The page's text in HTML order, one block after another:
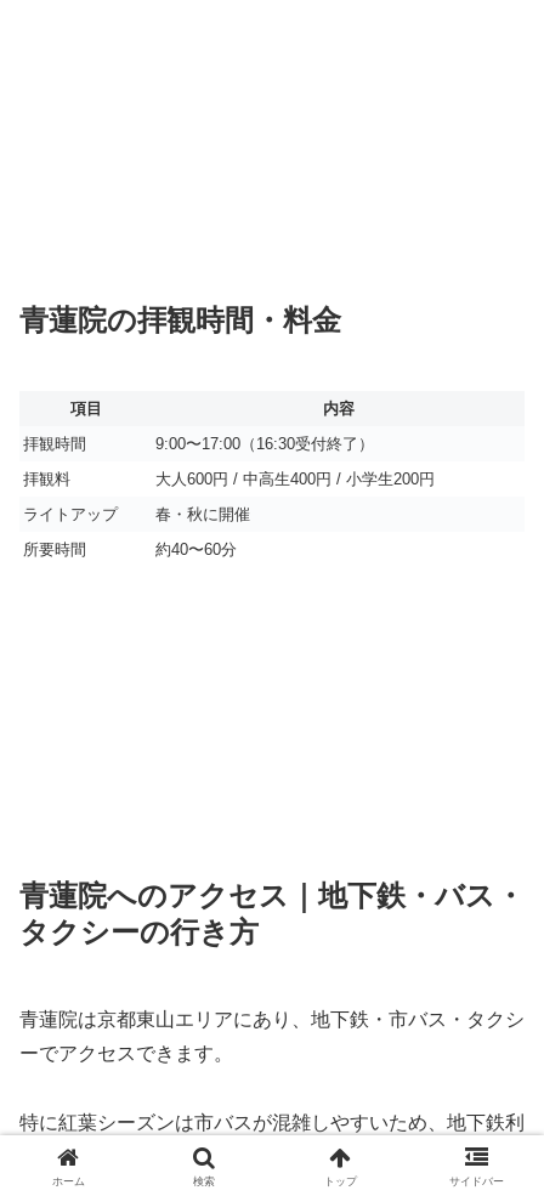
青蓮院の拝観時間・料金
項目
内容
拝観時間
9:00〜17:00（16:30受付終了）
拝観料
大人600円 / 中高生400円 / 小学生200円
ライトアップ
春・秋に開催
所要時間
約40〜60分
青蓮院へのアクセス｜地下鉄・バス・
タクシーの行き方
青蓮院は京都東山エリアにあり、地下鉄・市バス・タクシ
ーでアクセスできます。
特に紅葉シーズンは市バスが混雑しやすいため、地下鉄利
用がおすすめです。
ホーム 検索 トップ サイドバー